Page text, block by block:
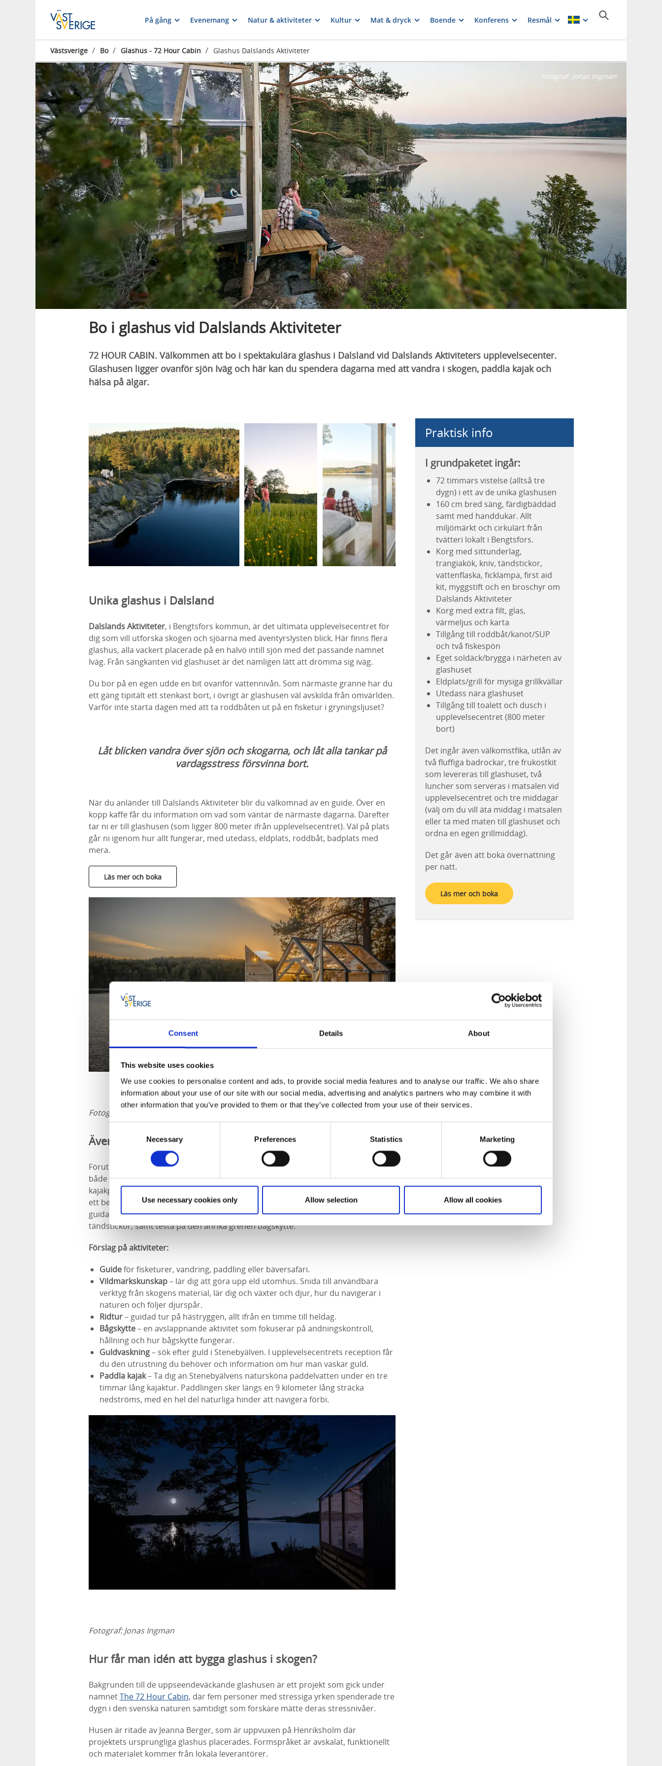
Consent Details About
This website uses cookies
We use cookies to personalise content and ads, to provide social media features and to analyse our traffic. We also share
information about your use of our site with our social media, advertising and analytics partners who may combine it with
other information that you’ve provided to them or that they’ve collected from your use of their services.
Selection
Necessary Preferences Statistics Marketing
Use necessary cookies only Allow selection Allow all cookies
På gång Evenemang Natur & aktiviteter Kultur Mat & dryck Boende Konferens Resmål
Västsverige / Bo / Glashus - 72 Hour Cabin / Glashus Dalslands Aktiviteter
Fotograf: Jonas Ingman
Bo i glashus vid Dalslands Aktiviteter
72 HOUR CABIN. Välkommen att bo i spektakulära glashus i Dalsland vid Dalslands Aktiviteters upplevelsecenter.
Glashusen ligger ovanför sjön Iväg och här kan du spendera dagarna med att vandra i skogen, paddla kajak och
hälsa på älgar.
Unika glashus i Dalsland
Dalslands Aktiviteter, i Bengtsfors kommun, är det ultimata upplevelsecentret för
dig som vill utforska skogen och sjöarna med äventyrslysten blick. Här finns flera
glashus, alla vackert placerade på en halvö intill sjön med det passande namnet
Iväg. Från sängkanten vid glashuset är det nämligen lätt att drömma sig iväg.
Du bor på en egen udde en bit ovanför vattennivån. Som närmaste granne har du
ett gäng tipitält ett stenkast bort, i övrigt är glashusen väl avskilda från omvärlden.
Varför inte starta dagen med att ta roddbåten ut på en fisketur i gryningsljuset?
Låt blicken vandra över sjön och skogarna, och låt alla tankar på
vardagsstress försvinna bort.
När du anländer till Dalslands Aktiviteter blir du välkomnad av en guide. Över en
kopp kaffe får du information om vad som väntar de närmaste dagarna. Därefter
tar ni er till glashusen (som ligger 800 meter ifrån upplevelsecentret). Väl på plats
går ni igenom hur allt fungerar, med utedass, eldplats, roddbåt, badplats med
mera.
Läs mer och boka
Fotograf: Copenhagen Wilderness
Äventyr i naturen
Förutom att njuta av den fridfulla naturen och den spektakulära utsikten över
både sjö och skog finns möjlighet att boka diverse aktiviteter. Här kan du testa
kajakpaddling eller guldvaskning i Stenebyälven, ta en tur på hästryggen eller göra
ett besök till älgparken och hälsa på skogens konung. Det går också att få en
guidad skogstur och lära sig att följa djurens spår och göra upp eld utan
tändstickor, samt testa på den anrika grenen bågskytte.
Förslag på aktiviteter:
Guideför fisketurer, vandring, paddling eller bäversafari.
Vildmarkskunskap– lär dig att göra upp eld utomhus. Snida till användbara
verktyg från skogens material, lär dig och växter och djur, hur du navigerar i
naturen och följer djurspår.
Ridtur– guidad tur på hästryggen, allt ifrån en timme till heldag.
Bågskytte– en avslappnande aktivitet som fokuserar på andningskontroll,
hållning och hur bågskytte fungerar.
Guldvaskning– sök efter guld i Stenebyälven. I upplevelsecentrets reception får
du den utrustning du behöver och information om hur man vaskar guld.
Paddla kajak– Ta dig an Stenebyälvens natursköna paddelvatten under en tre
timmar lång kajaktur. Paddlingen sker längs en 9 kilometer lång sträcka
nedströms, med en hel del naturliga hinder att navigera förbi.
Fotograf:Jonas Ingman
Hur får man idén att bygga glashus i skogen?
Bakgrunden till de uppseendeväckande glashusen är ett projekt som gick under
namnetThe 72 Hour Cabin, där fem personer med stressiga yrken spenderade tre
dygn i den svenska naturen samtidigt som forskare mätte deras stressnivåer.
Husen är ritade av Jeanna Berger, som är uppvuxen på Henriksholm där
projektets ursprungliga glashus placerades. Formspråket är avskalat, funktionellt
och materialet kommer från lokala leverantörer.
Praktisk info
I grundpaketet ingår:
72 timmars vistelse (alltså tre
dygn) i ett av de unika glashusen
160 cm bred säng, färdigbäddad
samt med handdukar. Allt
miljömärkt och cirkulärt från
tvätteri lokalt i Bengtsfors.
Korg med sittunderlag,
trangiakök, kniv, tändstickor,
vattenflaska, ficklampa, first aid
kit, myggstift och en broschyr om
Dalslands Aktiviteter
Korg med extra filt, glas,
värmeljus och karta
Tillgång till roddbåt/kanot/SUP
och två fiskespön
Eget soldäck/brygga i närheten av
glashuset
Eldplats/grill för mysiga grillkvällar
Utedass nära glashuset
Tillgång till toalett och dusch i
upplevelsecentret (800 meter
bort)
Det ingår även välkomstfika, utlån av
två fluffiga badrockar, tre frukostkit
som levereras till glashuset, två
luncher som serveras i matsalen vid
upplevelsecentret och tre middagar
(välj om du vill äta middag i matsalen
eller ta med maten till glashuset och
ordna en egen grillmiddag).
Det går även att boka övernattning
per natt.
Läs mer och boka